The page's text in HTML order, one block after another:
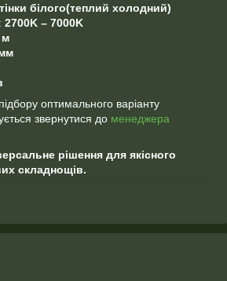
білого(теплий холодний)
2700K – 7000K
м
оптимального варіанту
звернутися до менеджера
рішення для якісного
складнощів.